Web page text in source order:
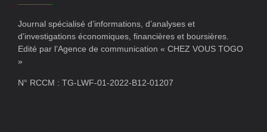
Journal spécialisé d’informations, d’analyses et
d’investigations économiques, financières et boursières.
Edité par l’Agence de communication « CHEZ VOUS TOGO
»
N° RCCM : TG-LWF-01-2022-B12-01207